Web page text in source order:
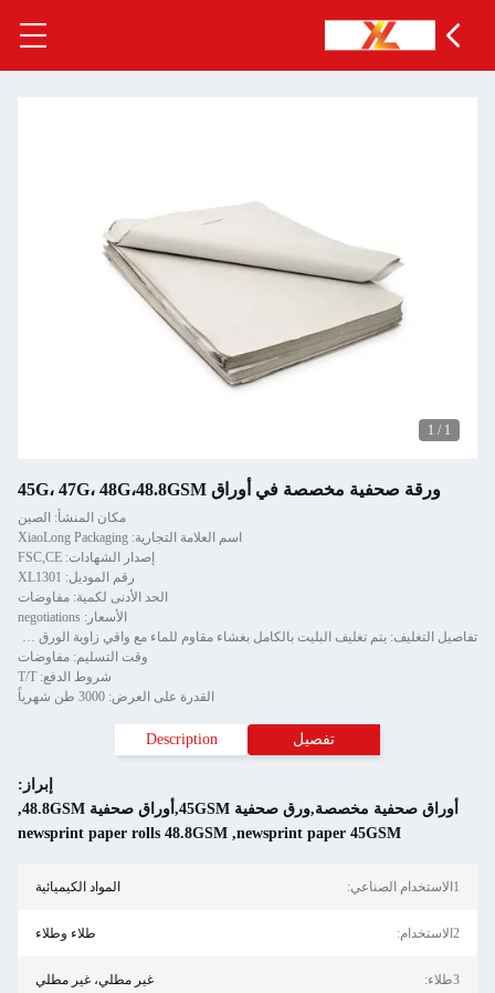
1
/
1
ورقة صحفية مخصصة في أوراق 45G، 47G، 48G،48.8GSM
مكان المنشأ: الصين
اسم العلامة التجارية: XiaoLong Packaging
إصدار الشهادات: FSC,CE
رقم الموديل: XL1301
الحد الأدنى لكمية: مفاوضات
الأسعار: negotiations
تفاصيل التغليف: يتم تغليف البليت بالكامل بغشاء مقاوم للماء مع واقي زاوية الورق ويتم تثبيته بواسطة شريط من قطعتين
وقت التسليم: مفاوضات
شروط الدفع: T/T
القدرة على العرض: 3000 طن شهرياً
تفصيل Description
إبراز:
أوراق صحفية مخصصة,ورق صحفية 45GSM,أوراق صحفية 48.8GSM
,
newsprint paper 45GSM
,
newsprint paper rolls 48.8GSM
1الاستخدام الصناعي: المواد الكيميائية
2الاستخدام: طلاء وطلاء
3طلاء: غير مطلي، غير مطلي